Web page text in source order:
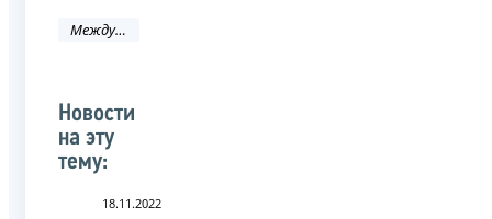
Международное сотрудничество
Новости
на эту
тему:
18.11.2022